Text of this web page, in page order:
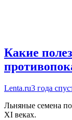
Какие
Lenta.ru3 года
Льняные семена
XI веках.